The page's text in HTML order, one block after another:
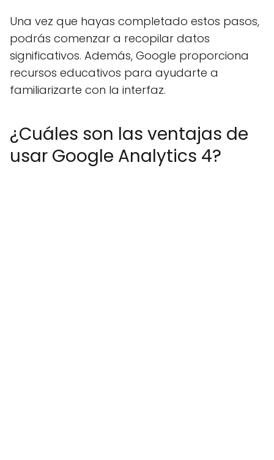
Una vez que hayas completado estos pasos,
podrás comenzar a recopilar datos
significativos. Además, Google proporciona
recursos educativos para ayudarte a
familiarizarte con la interfaz.
¿Cuáles son las ventajas de
usar Google Analytics 4?